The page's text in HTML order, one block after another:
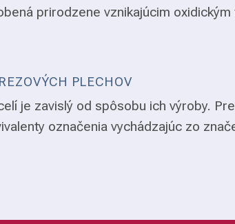
prirodzene vznikajúcim
PLECHOV
je zavislý od spôsobu ich výroby.
označenia vychádzajúc zo